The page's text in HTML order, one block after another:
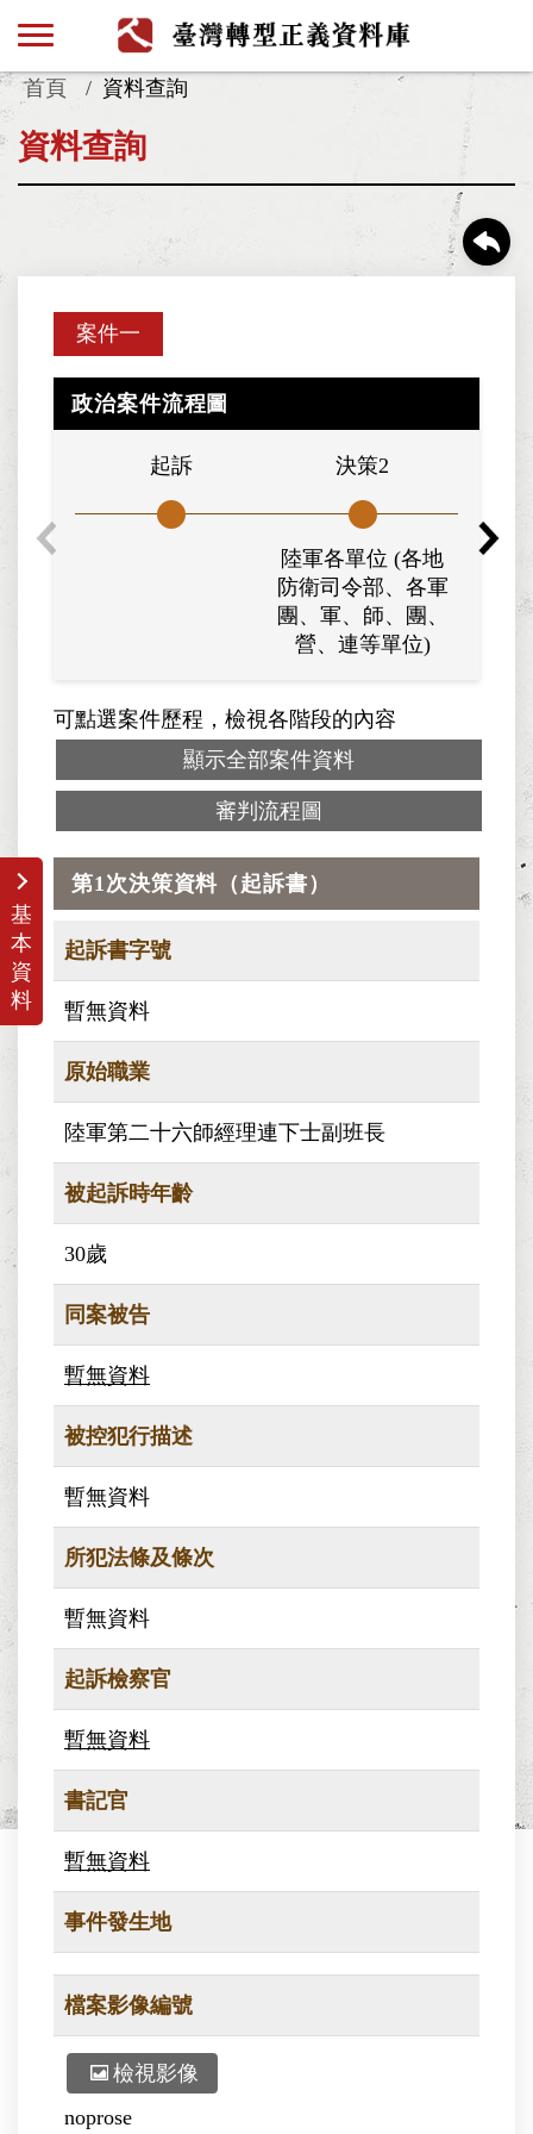
首頁 資料查詢
資料查詢
案件一
政治案件流程圖
起訴 決策2
陸軍各單位 (各地
防衛司令部、各軍
團、軍、師、團、
營、連等單位)
金門
可點選案件歷程，檢視各階段的內容
顯示全部案件資料
審判流程圖
基
本
資
料
第1次決策資料（起訴書）
起訴書字號
暫無資料
原始職業
陸軍第二十六師經理連下士副班長
被起訴時年齡
30歲
同案被告
暫無資料
被控犯行描述
暫無資料
所犯法條及條次
暫無資料
起訴檢察官
暫無資料
書記官
暫無資料
事件發生地
檔案影像編號
檢視影像
noprose